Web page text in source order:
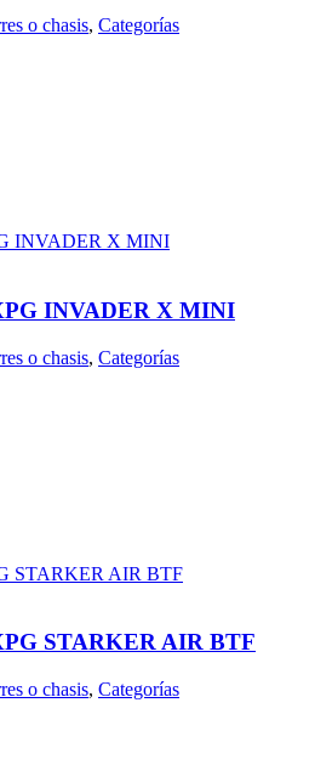
o chasis, Categorías
INVADER X MINI
o chasis, Categorías
STARKER AIR BTF
o chasis, Categorías